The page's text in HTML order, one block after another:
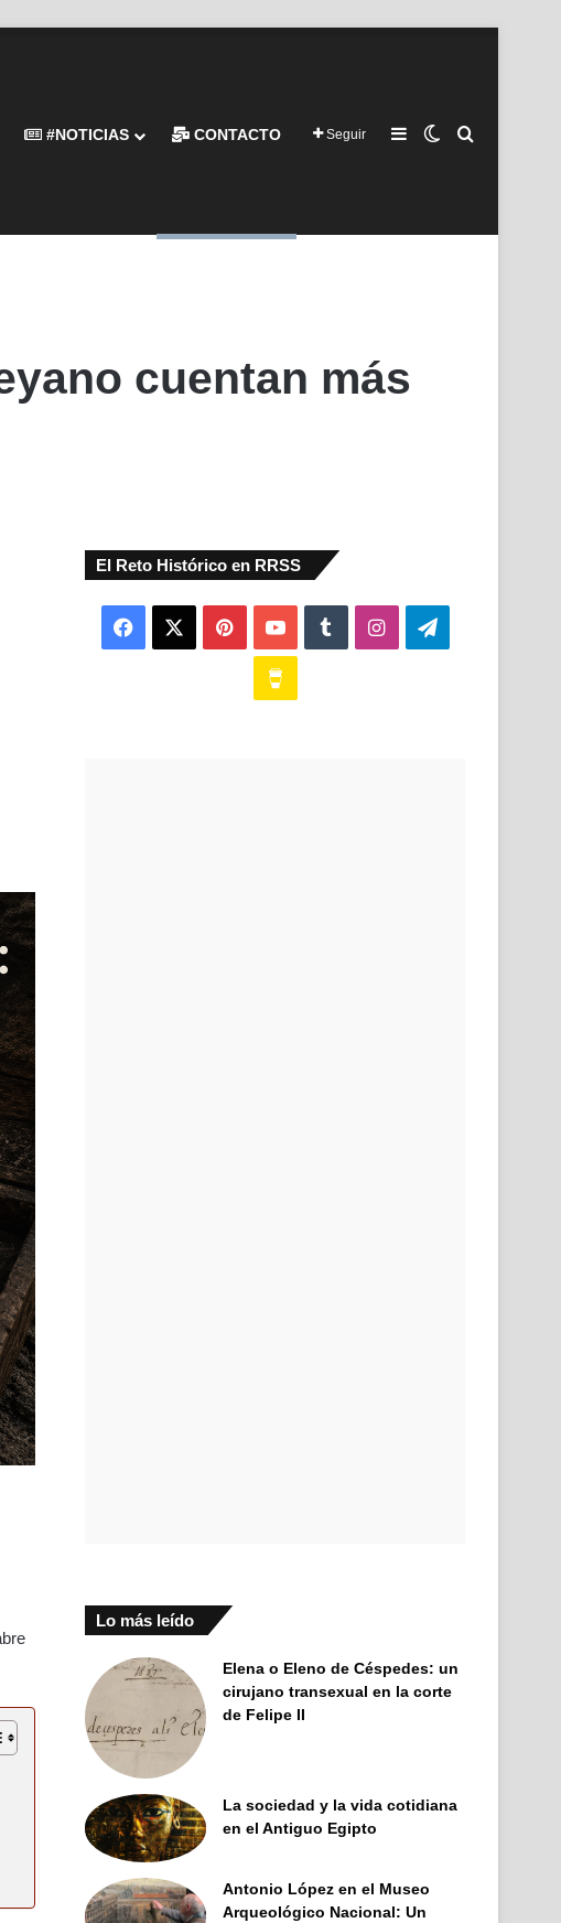
#NOTICIAS CONTACTO Seguir Barra lateral
Switch skin
cuentan más
El Reto Histórico en RRSS
Facebook PinterestYouTubeTumblrInstagramTelegram
Lo más leído
Elena o Eleno de Céspedes: un
cirujano transexual en la corte
de Felipe II
La sociedad y la vida cotidiana
en el Antiguo Egipto
Antonio López en el Museo
Arqueológico Nacional: Un